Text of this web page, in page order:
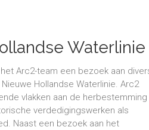
Waterlinie
Arc2-team een bezoek aan
Hollandse Waterlinie. Arc2
vlakken aan de herbestemming
verdedigingswerken als
Naast een bezoek aan het